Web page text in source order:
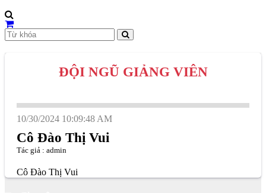
ĐỘI NGŨ GIẢNG VIÊN
10/30/2024 10:09:48 AM
Cô Đào Thị Vui
Tác giả : admin
Cô Đào Thị Vui